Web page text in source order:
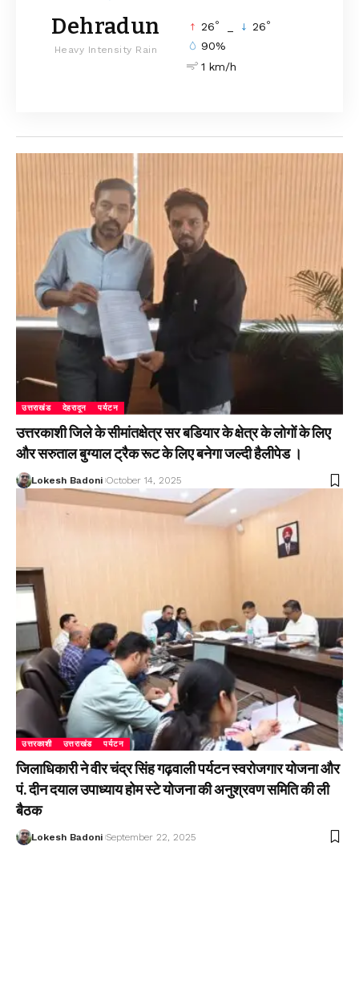
Dehradun
Heavy Intensity Rain
26° 26°
90%
1 km/h
उत्तराखंड देहरादून पर्यटन
उत्तरकाशी जिले के सीमांतक्षेत्र सर बडियार के क्षेत्र के लोगों के लिए
और सरुताल बुग्याल ट्रैक रूट के लिए बनेगा जल्दी हैलीपेड ।
Lokesh Badoni October 14, 2025
उत्तरकाशी उत्तराखंड पर्यटन
जिलाधिकारी ने वीर चंद्र सिंह गढ़वाली पर्यटन स्वरोजगार योजना और
पं. दीन दयाल उपाध्याय होम स्टे योजना की अनुश्रवण समिति की ली
बैठक
Lokesh Badoni September 22, 2025